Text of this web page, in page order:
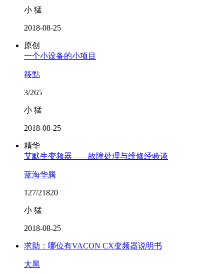
小 猛
2018-08-25
原创
一个小设备的小项目
筱點
3/265
小 猛
2018-08-25
精华
艾默生变频器——故障处理与维修经验谈
蓝海华腾
127/21820
小 猛
2018-08-25
求助：哪位有VACON CX变频器说明书
大黑